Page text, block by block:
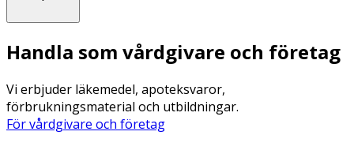
Handla som vårdgivare och företag
Vi erbjuder läkemedel, apoteksvaror,
förbrukningsmaterial och utbildningar.
För vårdgivare och företag